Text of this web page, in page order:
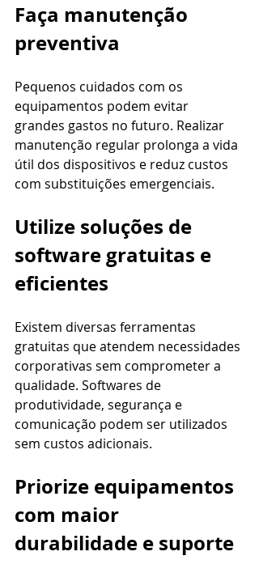
Faça manutenção
preventiva
Pequenos cuidados com os
equipamentos podem evitar
grandes gastos no futuro. Realizar
manutenção regular prolonga a vida
útil dos dispositivos e reduz custos
com substituições emergenciais.
Utilize soluções de
software gratuitas e
eficientes
Existem diversas ferramentas
gratuitas que atendem necessidades
corporativas sem comprometer a
qualidade. Softwares de
produtividade, segurança e
comunicação podem ser utilizados
sem custos adicionais.
Priorize equipamentos
com maior
durabilidade e suporte